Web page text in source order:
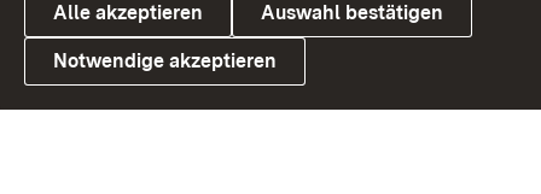
Link zum Landesportal
Alle akzeptieren Auswahl bestätigen
Notwendige akzeptieren